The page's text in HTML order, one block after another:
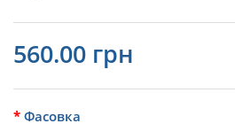
560.00 грн
Фасовка